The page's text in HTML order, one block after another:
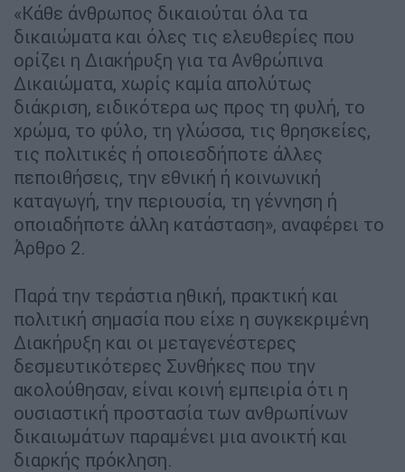
«Κάθε άνθρωπος δικαιούται όλα τα
δικαιώματα και όλες τις ελευθερίες που
ορίζει η Διακήρυξη για τα Ανθρώπινα
Δικαιώματα, χωρίς καμία απολύτως
διάκριση, ειδικότερα ως προς τη φυλή, το
χρώμα, το φύλο, τη γλώσσα, τις θρησκείες,
τις πολιτικές ή οποιεσδήποτε άλλες
πεποιθήσεις, την εθνική ή κοινωνική
καταγωγή, την περιουσία, τη γέννηση ή
οποιαδήποτε άλλη κατάσταση», αναφέρει το
Άρθρο 2.
Παρά την τεράστια ηθική, πρακτική και
πολιτική σημασία που είχε η συγκεκριμένη
Διακήρυξη και οι μεταγενέστερες
δεσμευτικότερες Συνθήκες που την
ακολούθησαν, είναι κοινή εμπειρία ότι η
ουσιαστική προστασία των ανθρωπίνων
δικαιωμάτων παραμένει μια ανοικτή και
διαρκής πρόκληση.